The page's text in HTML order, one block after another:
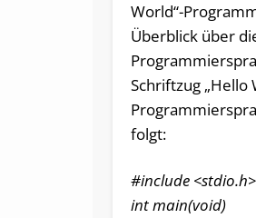
World“-
Überblick über
Schriftzug „Hello
folgt:
#include <stdio.h>
int main(void)